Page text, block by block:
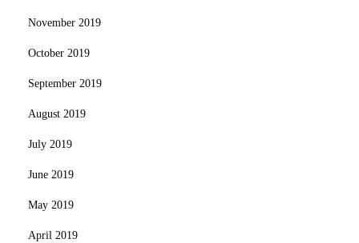
November 2019
October 2019
September 2019
August 2019
July 2019
June 2019
May 2019
April 2019